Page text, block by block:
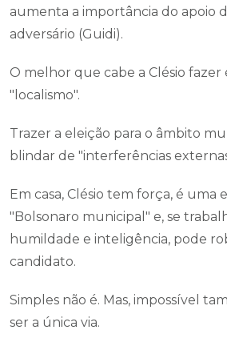
aumenta a importância do apoio
adversário (Guidi).
O melhor que cabe a Clésio fazer
"localismo".
Trazer a eleição para o âmbito
blindar de "interferências
Em casa, Clésio tem força, é uma
"Bolsonaro municipal" e, se
humildade e inteligência, pode
candidato.
Simples não é. Mas, impossível
ser a única via.